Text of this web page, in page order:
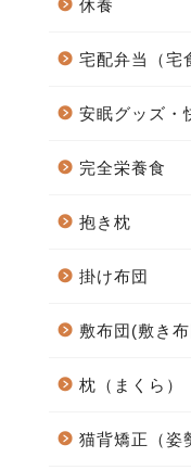
休養
宅配弁当（宅
安眠グッズ・
完全栄養食
抱き枕
掛け布団
敷布団(敷き
枕（まくら）
猫背矯正（姿